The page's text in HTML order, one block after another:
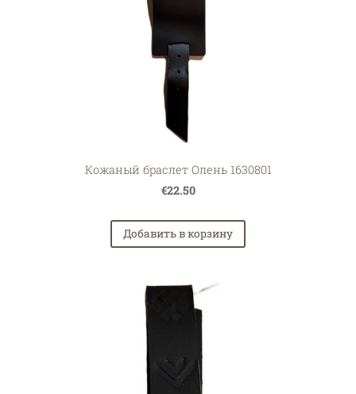
Кожаный браслет Олень 1630801
€22.50
Добавить в корзину